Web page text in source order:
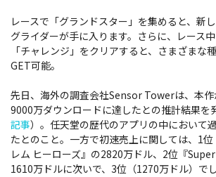
レースで「グランドスター」を集めると、新
グライダーが手に入ります。さらに、レース
「チャレンジ」をクリアすると、さまざまな
GET可能。
先日、海外の調査会社Sensor Towerは、本作
9000万ダウンロードに達したとの推計結果を
記事）。任天堂の歴代のアプリの中において
たとのこと。一方で初速売上に関しては、1
レム ヒーローズ』の2820万ドル、2位『
1610万ドルに次いで、3位（1270万ドル）でし